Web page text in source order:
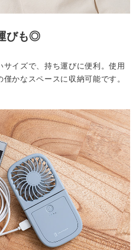
びも◎
イズで、持ち運びに便利。使用
かなスペースに収納可能です。